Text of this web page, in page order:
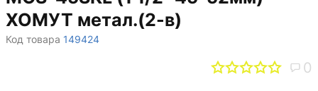
ХОМУТ метал.(2-в)
Код товара 149424
0